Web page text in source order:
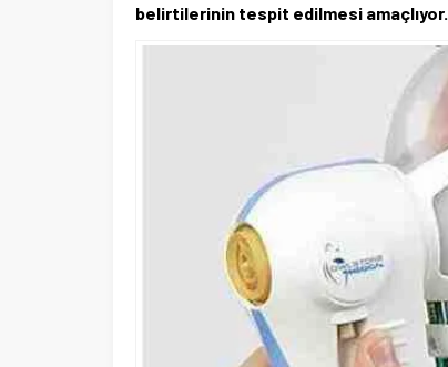
belirtilerinin tespit edilmesi amaçlıyor.